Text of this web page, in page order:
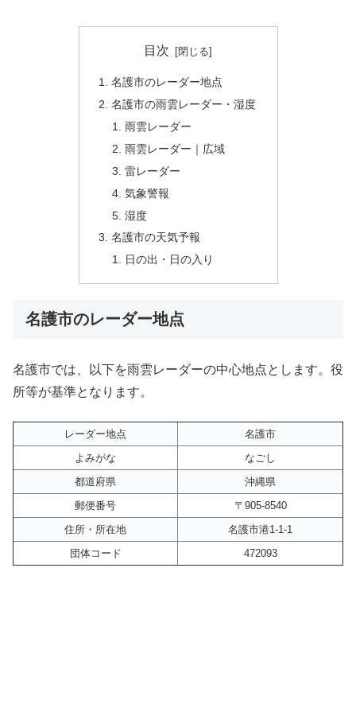
目次
名護市のレーダー地点
名護市の雨雲レーダー・湿度
雨雲レーダー
雨雲レーダー｜広域
雷レーダー
気象警報
湿度
名護市の天気予報
日の出・日の入り
名護市のレーダー地点
名護市では、以下を雨雲レーダーの中心地点とします。役
所等が基準となります。
レーダー地点
名護市
よみがな
なごし
都道府県
沖縄県
郵便番号
〒905-8540
住所・所在地
名護市港1-1-1
団体コード
472093